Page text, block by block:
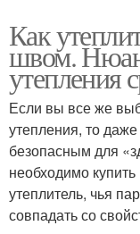
Как
швом.
утепления
Если вы все же
утепления, то
безопасным для
необходимо
утеплитель, чья
совпадать со